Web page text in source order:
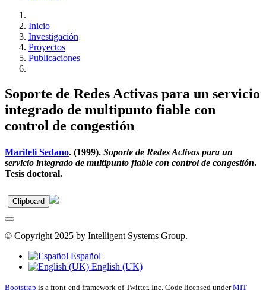
Inicio
Investigación
Proyectos
Publicaciones
Soporte de Redes Activas para un servicio
integrado de multipunto fiable con
control de congestión
Marifeli Sedano. (1999). Soporte de Redes Activas para un
servicio integrado de multipunto fiable con control de congestión.
Tesis doctoral.
Clipboard
© Copyright 2025 by Intelligent Systems Group.
Español
English (UK)
Bootstrap is a front-end framework of Twitter, Inc. Code licensed underMIT